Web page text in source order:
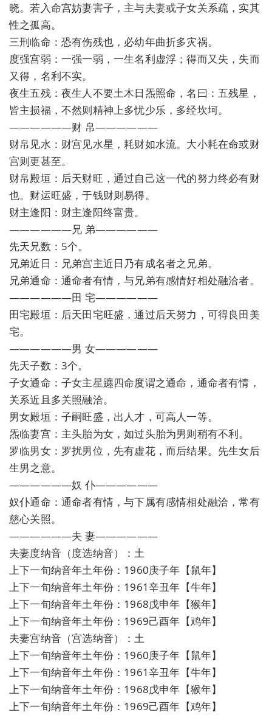
晓。若入命宫妨妻害子，主与夫妻或子女关系疏，实其
性之孤高。
三刑临命：恐有伤残也，必幼年曲折多灾祸。
度强宫弱：一强一弱，一生名利虚浮；得而又失，失而
又得，名利不实。
夜生五残：夜生人不要土木日炁照命，名曰：五残星，
皆主损福，不然则精神上多忧少乐，多经坎坷。
——————财 帛——————
财帛见水：财宫见水星，耗财如水流。大小耗在命或财
宫则更甚至。
财帛殿垣：后天财旺，通过自己这一代的努力终必有财
也。财运旺盛，于钱财则易得。
财主逢阳：财主逢阳终富贵。
——————兄 弟——————
先天兄数：5个。
兄弟近日：兄弟宫主近日乃有成名者之兄弟。
兄弟通命：通命者有情，与兄弟有感情好相处融洽者。
——————田 宅——————
田宅殿垣：后天田宅旺盛，通过后天努力，可得良田美
宅。
——————男 女——————
先天子数：3个。
子女通命：子女主星躔四命度谓之通命，通命者有情，
关系近且多关照融洽。
男女殿垣：子嗣旺盛，出人才，可高人一等。
炁临妻宫：主头胎为女，如过头胎为男则稍有不利。
罗临男女：罗扰男位，先有虚花，而后结果。先生女后
生男之意。
——————奴 仆——————
奴仆通命：通命者有情，与下属有感情相处融洽，常有
慈心关照。
——————夫 妻——————
夫妻度纳音（度选纳音）：土
上下一旬纳音年土年份：1960庚子年【鼠年】
上下一旬纳音年土年份：1961辛丑年【牛年】
上下一旬纳音年土年份：1968戊申年【猴年】
上下一旬纳音年土年份：1969己酉年【鸡年】
夫妻宫纳音（宫选纳音）：土
上下一旬纳音年土年份：1960庚子年【鼠年】
上下一旬纳音年土年份：1961辛丑年【牛年】
上下一旬纳音年土年份：1968戊申年【猴年】
上下一旬纳音年土年份：1969己酉年【鸡年】